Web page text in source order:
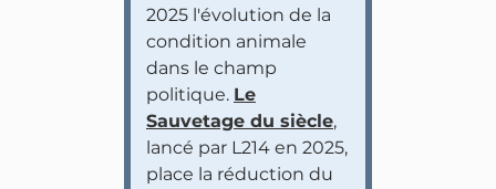
2025 l'évolution de la
condition animale
dans le champ
politique. Le
Sauvetage du siècle,
lancé par L214 en 2025,
place la réduction du